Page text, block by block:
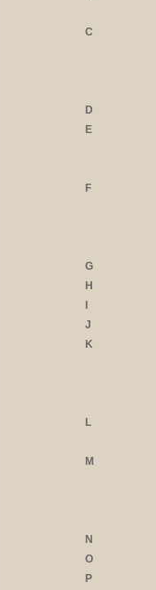
C
D
E
F
G
H
J
K
L
M
N
O
P